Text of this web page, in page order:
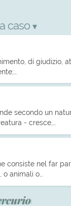
caso ▾
di giudizio,
secondo un
- cresce,…
consiste nel far
animali o…